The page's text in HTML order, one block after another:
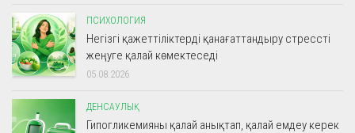
ПСИХОЛОГИЯ
Негізгі қажеттіліктерді қанағаттандыру стрессті
жеңуге қалай көмектеседі
05.08.2026
ДЕНСАУЛЫҚ
Гипогликемияны қалай анықтап, қалай емдеу керек